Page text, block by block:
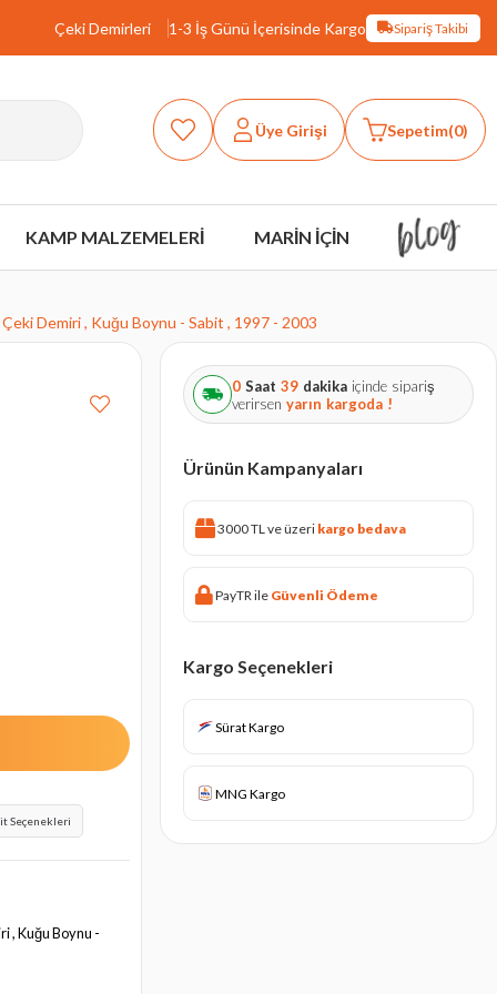
Çeki Demirleri 1-3 İş Günü İçerisinde Kargo Sipariş Takibi
Üye Girişi Sepetim 0
KAMP MALZEMELERİ MARİN İÇİN
Demiri , Kuğu Boynu - Sabit , 1997 - 2003
Seçenekleri
, Kuğu Boynu -
0 Saat 39 dakika içinde sipariş
verirsen yarın kargoda !
Ürünün Kampanyaları
3000 TL ve üzeri kargo bedava
PayTR ile Güvenli Ödeme
Kargo Seçenekleri
Sürat Kargo
MNG Kargo